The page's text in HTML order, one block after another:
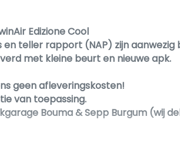
Edizione Cool
en teller rapport (NAP) zijn aanwezig
met kleine beurt en nieuwe apk.
geen afleveringskosten!
van toepassing.
Bouma & Sepp Burgum (wij